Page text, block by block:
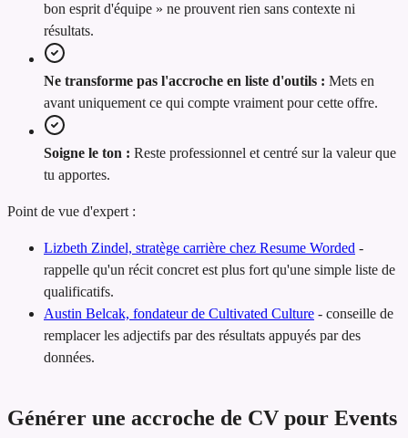
bon esprit d'équipe » ne prouvent rien sans contexte ni
résultats.
Ne transforme pas l'accroche en liste d'outils : Mets en
avant uniquement ce qui compte vraiment pour cette offre.
Soigne le ton : Reste professionnel et centré sur la valeur que
tu apportes.
Point de vue d'expert :
Lizbeth Zindel, stratège carrière chez Resume Worded -
rappelle qu'un récit concret est plus fort qu'une simple liste de
qualificatifs.
Austin Belcak, fondateur de Cultivated Culture - conseille de
remplacer les adjectifs par des résultats appuyés par des
données.
Générer une accroche de CV pour Events